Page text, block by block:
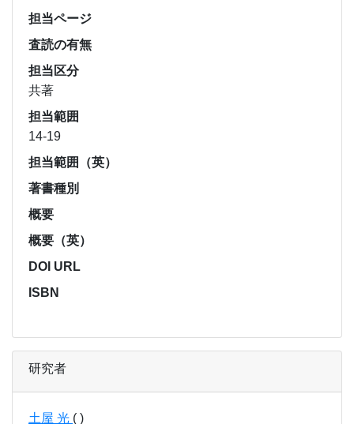
担当ページ
査読の有無
担当区分
共著
担当範囲
14-19
担当範囲（英）
著書種別
概要
概要（英）
DOI URL
ISBN
研究者
土屋 光 ( )